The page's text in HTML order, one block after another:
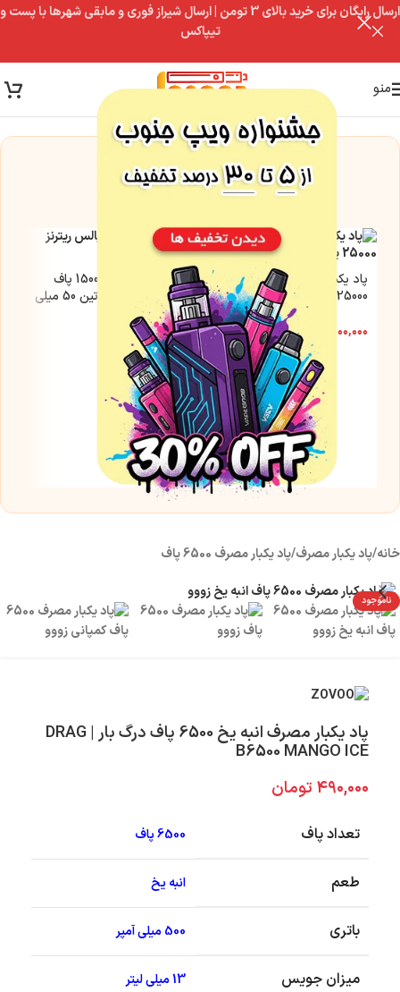
ارسال رایگان برای خرید بالای 3 تومن | ارسال شیراز فوری و مابقی شهرها با پست و
تیپاکس
منو
این مدل فعلاً موجود نیست
اما این گزینه‌ها رو از دست نده
پاد یکبار مصرف ایکس ریترنز
25000 پاف | نیکوتین 50 میلی
۱,۵۰۰,۰۰۰ تومان
پاد یکبار مصرف 15000 پاف
پالس ریترنز | نیکوتین 50 میلی
گرم
۱,۲۰۰,۰۰۰تومان
خانه/پاد یکبار مصرف/پاد یکبار مصرف 6500 پاف
ناموجود
پاد یکبار مصرف انبه یخ 6500 پاف درگ بار | DRAG
B6500 MANGO ICE
۴۹۰,۰۰۰ تومان
تعداد پاف 6500 پاف
طعم انبه یخ
باتری 500 میلی آمپر
میزان جویس 13 میلی لیتر